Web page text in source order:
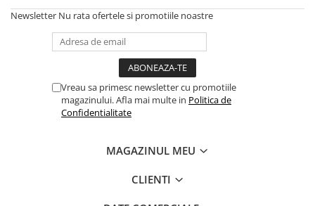
Newsletter Nu rata ofertele si promotiile noastre
Vreau sa primesc newsletter cu promotiile
magazinului. Afla mai multe in Politica de
Confidentialitate
MAGAZINUL MEU
CLIENTI